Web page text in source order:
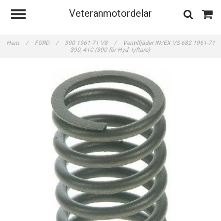
Veteranmotordelar
Hem / FORD / 390 1961-71 V8 /
Ventilfjäder IN/EX VS 682 1961-71
390, 410 (390 för Hyd. lyftare)